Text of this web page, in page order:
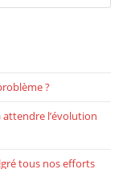
?
attendre l’évolution
tous nos efforts